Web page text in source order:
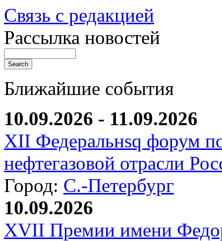
Связь с редакцией
Рассылка новостей
Ближайшие события
10.09.2026 - 11.09.2026
XII Федеральнsq форум
нефтегазовой отрасли
Город: С.-Петербург
10.09.2026
XVII Премии имени